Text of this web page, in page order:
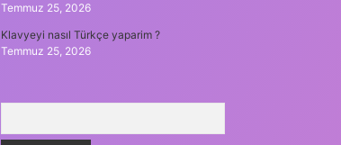
Temmuz 25, 2026
Klavyeyi nasıl Türkçe yaparim ?
Temmuz 25, 2026